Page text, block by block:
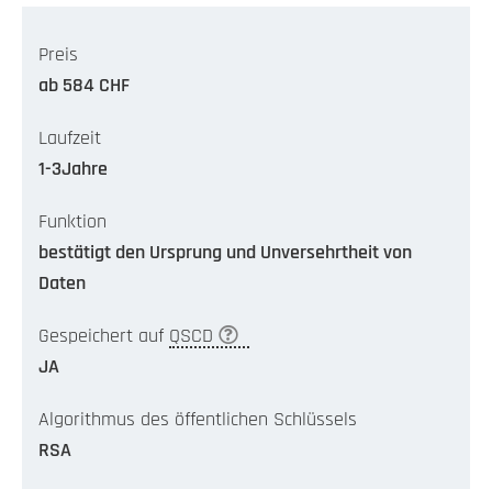
Preis
ab 584 CHF
Laufzeit
1-3Jahre
Funktion
bestätigt den Ursprung und Unversehrtheit von
Daten
Gespeichert auf QSCD
JA
Algorithmus des öffentlichen Schlüssels
RSA